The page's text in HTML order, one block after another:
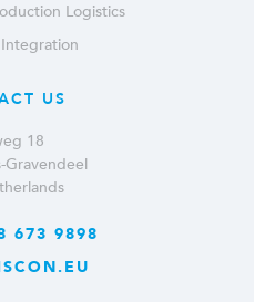
Logistics
US
18
Gravendeel
673 9898